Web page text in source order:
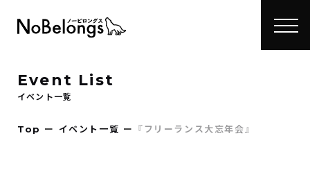
Event List
イベント一覧
Top ー イベント一覧 ー 『フリーランス大忘年会』